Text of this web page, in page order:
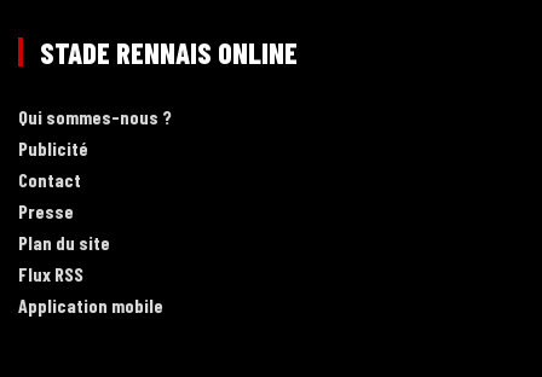
STADE RENNAIS ONLINE
Qui sommes-nous ?
Publicité
Contact
Presse
Plan du site
Flux RSS
Application mobile